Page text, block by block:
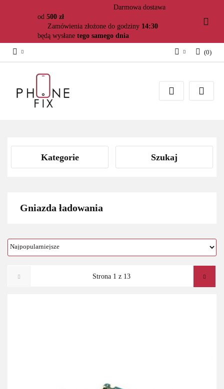
Darmowa dostawa
od 500 zł
Zamówienia złożone do godziny 14:30
będą wysłane tego samego dnia
Załóż konto
(0)
Kategorie Szukaj
Gniazda ładowania